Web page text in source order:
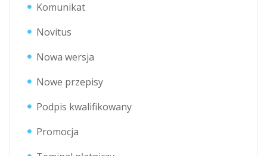
Komunikat
Novitus
Nowa wersja
Nowe przepisy
Podpis kwalifikowany
Promocja